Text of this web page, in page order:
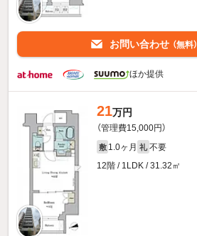
お問い合わせ （無料）
ほか提供
21万円
（管理費15,000円）
敷 1.0ヶ月 礼 不要
12階 / 1LDK / 31.32㎡